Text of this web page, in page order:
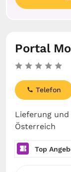
Portal
Lieferung
Österreich
Telefon
Top